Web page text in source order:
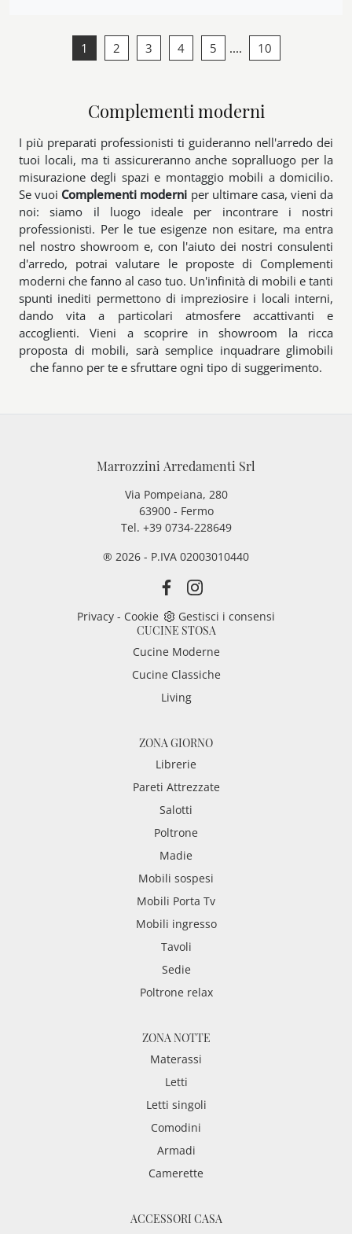
1 2 3 4 5 .... 10
Complementi moderni
I più preparati professionisti ti guideranno nell'arredo dei
tuoi locali, ma ti assicureranno anche sopralluogo per la
misurazione degli spazi e montaggio mobili a domicilio.
Se vuoi Complementi moderni per ultimare casa, vieni da
noi: siamo il luogo ideale per incontrare i nostri
professionisti. Per le tue esigenze non esitare, ma entra
nel nostro showroom e, con l'aiuto dei nostri consulenti
d'arredo, potrai valutare le proposte di Complementi
moderni che fanno al caso tuo. Un'infinità di mobili e tanti
spunti inediti permettono di impreziosire i locali interni,
dando vita a particolari atmosfere accattivanti e
accoglienti. Vieni a scoprire in showroom la ricca
proposta di mobili, sarà semplice inquadrare glimobili
che fanno per te e sfruttare ogni tipo di suggerimento.
Marrozzini Arredamenti Srl
Via Pompeiana, 280
63900 - Fermo
Tel. +39 0734-228649
® 2026 - P.IVA 02003010440
Privacy - Cookie
Gestisci i consensi
CUCINE STOSA
Cucine Moderne
Cucine Classiche
Living
ZONA GIORNO
Librerie
Pareti Attrezzate
Salotti
Poltrone
Madie
Mobili sospesi
Mobili Porta Tv
Mobili ingresso
Tavoli
Sedie
Poltrone relax
ZONA NOTTE
Materassi
Letti
Letti singoli
Comodini
Armadi
Camerette
ACCESSORI CASA